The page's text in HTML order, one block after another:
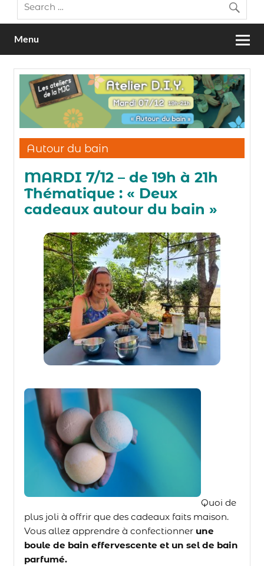
Menu
Autour du bain
MARDI 7/12 – de 19h à 21h
Thématique : « Deux
cadeaux autour du bain »
Quoi de
plus joli à offrir que des cadeaux faits maison.
Vous allez apprendre à confectionner une
boule de bain effervescente et un sel de bain
parfumé.